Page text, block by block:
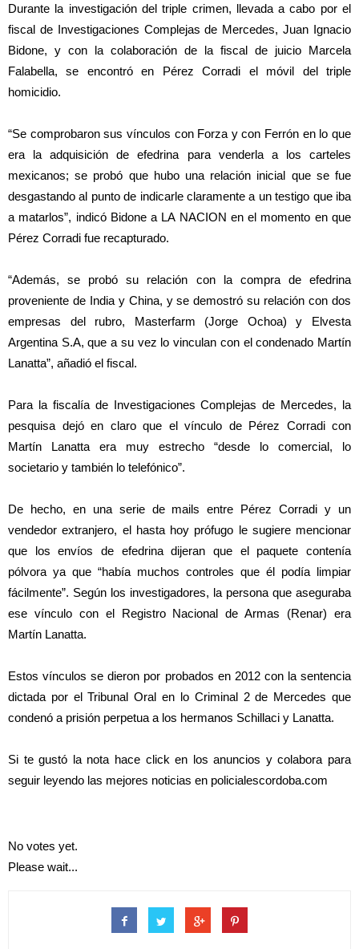
Durante la investigación del triple crimen, llevada a cabo por el
fiscal de Investigaciones Complejas de Mercedes, Juan Ignacio
Bidone, y con la colaboración de la fiscal de juicio Marcela
Falabella, se encontró en Pérez Corradi el móvil del triple
homicidio.
“Se comprobaron sus vínculos con Forza y con Ferrón en lo que
era la adquisición de efedrina para venderla a los carteles
mexicanos; se probó que hubo una relación inicial que se fue
desgastando al punto de indicarle claramente a un testigo que iba
a matarlos”, indicó Bidone a LA NACION en el momento en que
Pérez Corradi fue recapturado.
“Además, se probó su relación con la compra de efedrina
proveniente de India y China, y se demostró su relación con dos
empresas del rubro, Masterfarm (Jorge Ochoa) y Elvesta
Argentina S.A, que a su vez lo vinculan con el condenado Martín
Lanatta”, añadió el fiscal.
Para la fiscalía de Investigaciones Complejas de Mercedes, la
pesquisa dejó en claro que el vínculo de Pérez Corradi con
Martín Lanatta era muy estrecho “desde lo comercial, lo
societario y también lo telefónico”.
De hecho, en una serie de mails entre Pérez Corradi y un
vendedor extranjero, el hasta hoy prófugo le sugiere mencionar
que los envíos de efedrina dijeran que el paquete contenía
pólvora ya que “había muchos controles que él podía limpiar
fácilmente”. Según los investigadores, la persona que aseguraba
ese vínculo con el Registro Nacional de Armas (Renar) era
Martín Lanatta.
Estos vínculos se dieron por probados en 2012 con la sentencia
dictada por el Tribunal Oral en lo Criminal 2 de Mercedes que
condenó a prisión perpetua a los hermanos Schillaci y Lanatta.
Si te gustó la nota hace click en los anuncios y colabora para
seguir leyendo las mejores noticias en policialescordoba.com
No votes yet.
Please wait...